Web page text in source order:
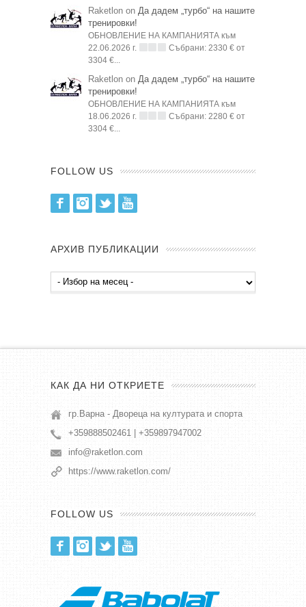
Raketlon on Да дадем „турбо“ на нашите
тренировки!
ОБНОВЛЕНИЕ НА КАМПАНИЯТА към
22.06.2026 г.
Събрани: 2330 € от
3304 €...
Raketlon on Да дадем „турбо“ на нашите
тренировки!
ОБНОВЛЕНИЕ НА КАМПАНИЯТА към
18.06.2026 г.
Събрани: 2280 € от
3304 €...
FOLLOW US
FacebookInstagram
Twitter
АРХИВ ПУБЛИКАЦИИ
Архив
публикации
КАК ДА НИ ОТКРИЕТЕ
гр.Варна - Двореца на културата и спорта
+359888502461 | +359897947002
info@raketlon.com
https://www.raketlon.com/
FOLLOW US
FacebookInstagram
Twitter